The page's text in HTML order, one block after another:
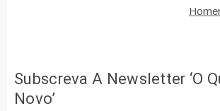
Subscreva A Newsletter ‘O
Novo’